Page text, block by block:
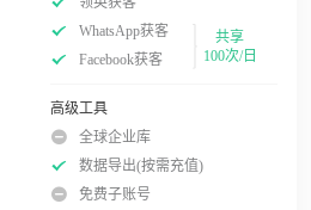
WhatsApp获客
Facebook获客
共享
100次/日
高级工具
全球企业库
数据导出(按需充值)
免费子账号